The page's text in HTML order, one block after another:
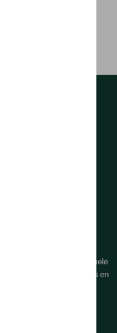
btw), exclusief eventuele
de actuele verkoopprijs en
opnemen met uw
kunnen zonder